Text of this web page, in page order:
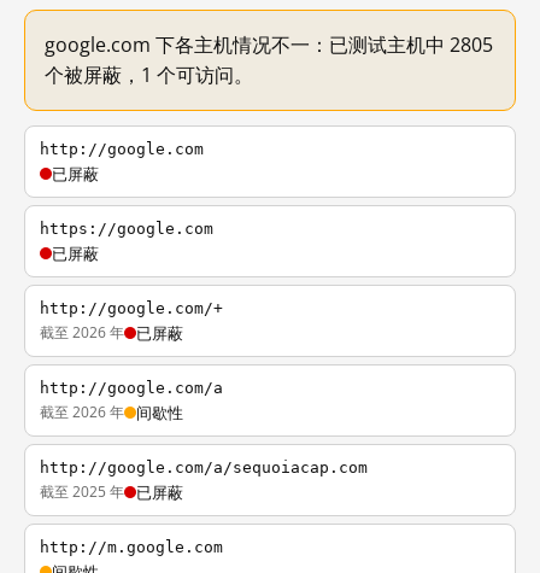
google.com 下各主机情况不一：已测试主机中 2805
个被屏蔽，1 个可访问。
http://google.com
已屏蔽
https://google.com
已屏蔽
http://google.com/+
截至 2026 年 已屏蔽
http://google.com/a
截至 2026 年 间歇性
http://google.com/a/sequoiacap.com
截至 2025 年 已屏蔽
http://m.google.com